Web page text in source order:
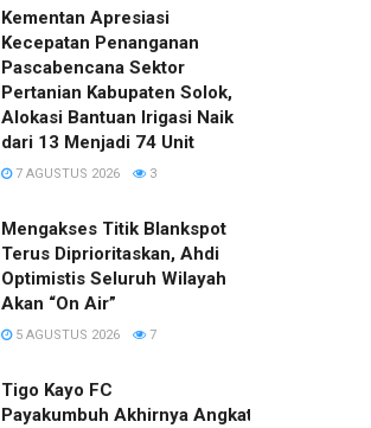
Kementan Apresiasi
Kecepatan Penanganan
Pascabencana Sektor
Pertanian Kabupaten Solok,
Alokasi Bantuan Irigasi Naik
dari 13 Menjadi 74 Unit
7 AGUSTUS 2026 3
Mengakses Titik Blankspot
Terus Diprioritaskan, Ahdi
Optimistis Seluruh Wilayah
Akan “On Air”
5 AGUSTUS 2026 7
Tigo Kayo FC
Payakumbuh Akhirnya Angkat Trofi